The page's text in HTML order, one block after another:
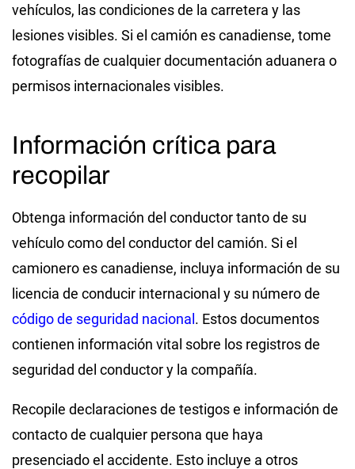
vehículos, las condiciones de la carretera y las
lesiones visibles. Si el camión es canadiense, tome
fotografías de cualquier documentación aduanera o
permisos internacionales visibles.
Información crítica para
recopilar
Obtenga información del conductor tanto de su
vehículo como del conductor del camión. Si el
camionero es canadiense, incluya información de su
licencia de conducir internacional y su número de
código de seguridad nacional . Estos documentos
contienen información vital sobre los registros de
seguridad del conductor y la compañía.
Recopile declaraciones de testigos e información de
contacto de cualquier persona que haya
presenciado el accidente. Esto incluye a otros